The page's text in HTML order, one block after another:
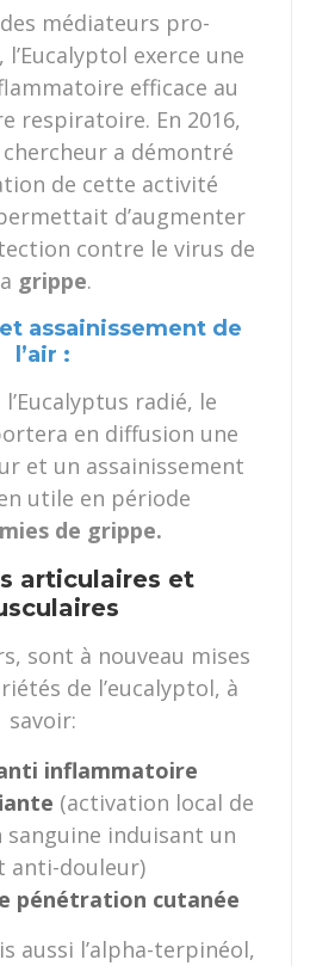
médiateurs pro-
exerce une
efficace au
respiratoire. En 2016,
a démontré
de cette activité
d’augmenter
contre le virus de
grippe.
assainissement de
l’air :
radié, le
en diffusion une
et un assainissement
utile en période
de grippe.
articulaires et
sont à nouveau mises
de l’eucalyptol, à
savoir:
inflammatoire
(activation local de
induisant un
anti-douleur)
pénétration cutanée
aussi l’alpha-terpinéol,